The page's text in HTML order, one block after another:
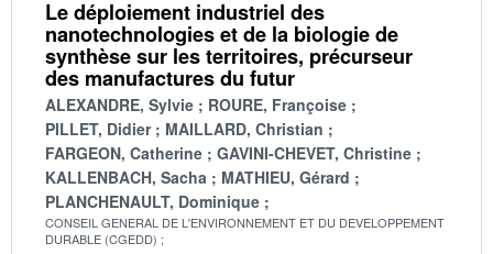
Le déploiement industriel des
nanotechnologies et de la biologie de
synthèse sur les territoires, précurseur
des manufactures du futur
ALEXANDRE, Sylvie
ROURE, Françoise
PILLET, Didier
MAILLARD, Christian
FARGEON, Catherine
GAVINI-CHEVET, Christine
KALLENBACH, Sacha
MATHIEU, Gérard
PLANCHENAULT, Dominique
CONSEIL GENERAL DE L'ENVIRONNEMENT ET DU DEVELOPPEMENT
DURABLE (CGEDD)